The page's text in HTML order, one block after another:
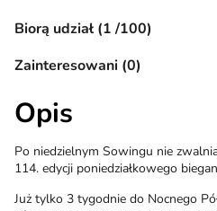
Biorą udział (1 /100)
Zainteresowani (0)
Opis
Po niedzielnym Sowingu nie
114. edycji poniedziałkowego
Już tylko 3 tygodnie do Nocnego